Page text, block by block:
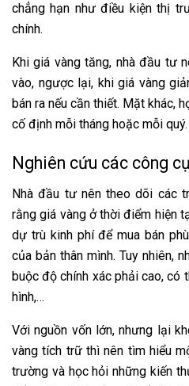
chẳng hạn như điều kiện thị
chính.
Khi giá vàng tăng, nhà đầu tư
vào, ngược lại, khi giá vàng
bán ra nếu cần thiết. Mặt khác,
cố định mỗi tháng hoặc mỗi quý.
Nghiên cứu các công
Nhà đầu tư nên theo dõi các
rằng giá vàng ở thời điểm hiện
dự trù kinh phí để mua bán
của bản thân mình. Tuy nhiên,
buộc độ chính xác phải cao, có
hình,…
Với nguồn vốn lớn, nhưng lại
vàng tích trữ thì nên tìm hiểu
trường và học hỏi những kiến